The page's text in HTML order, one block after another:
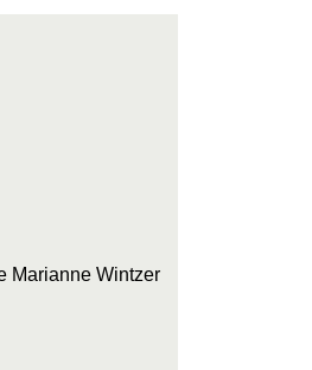
Marianne Wintzer